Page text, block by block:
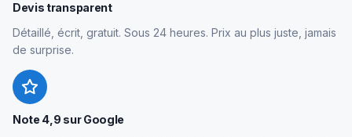
Devis transparent
Détaillé, écrit, gratuit. Sous 24 heures. Prix au plus juste, jamais
de surprise.
Note 4,9 sur Google